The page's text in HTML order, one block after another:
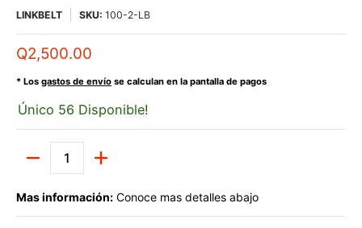
LINKBELT SKU: 100-2-LB
Q2,500.00
* Los gastos de envío se calculan en la pantalla de pagos
Único 56 Disponible!
Mas información: Conoce mas detalles abajo